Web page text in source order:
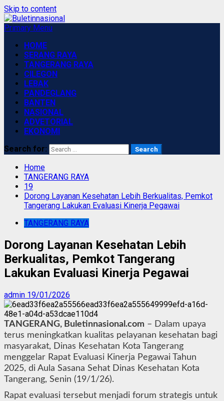
Skip to content
Primary Menu
HOME
SERANG RAYA
TANGERANG RAYA
CILEGON
LEBAK
PANDEGLANG
BANTEN
NASIONAL
ADVETORIAL
EKONOMI
Search for:
Home
TANGERANG RAYA
19
Dorong Layanan Kesehatan Lebih Berkualitas, Pemkot
Tangerang Lakukan Evaluasi Kinerja Pegawai
TANGERANG RAYA
Dorong Layanan Kesehatan Lebih
Berkualitas, Pemkot Tangerang
Lakukan Evaluasi Kinerja Pegawai
admin 19/01/2026
TANGERANG, Buletinnasional.com – Dalam upaya
terus meningkatkan kualitas pelayanan kesehatan bagi
masyarakat, Dinas Kesehatan Kota Tangerang
menggelar Rapat Evaluasi Kinerja Pegawai Tahun
2025, di Aula Sasana Sehat Dinas Kesehatan Kota
Tangerang, Senin (19/1/26).
Rapat evaluasi tersebut menjadi forum strategis untuk